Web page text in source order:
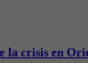
la crisis en